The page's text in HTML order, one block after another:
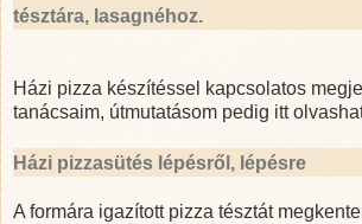
tésztára, lasagnéhoz.
Házi pizza készítéssel kapcsolatos
tanácsaim, útmutatásom pedig itt
Házi pizzasütés lépésről, lépésre
A formára igazított pizza tésztát